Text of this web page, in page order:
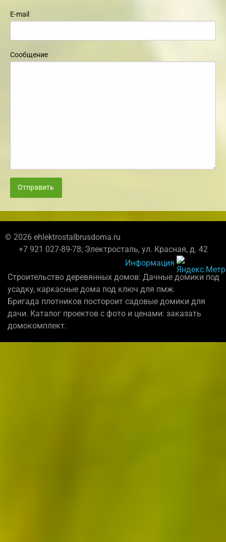
E-mail
Сообщение
Отправить
© 2026 ehlektrostalbrusdoma.ru
+7 921 027-89-78; Электросталь, ул. Красная, д. 42
Информация
Строительство деревянных домов: Дачные домики под
усадку, каркасные дома под ключ для пмж.
Бригада плотников постороит садовые домики для
дачи. Каталог проектов с фото и ценами: заказать
домокомплект.